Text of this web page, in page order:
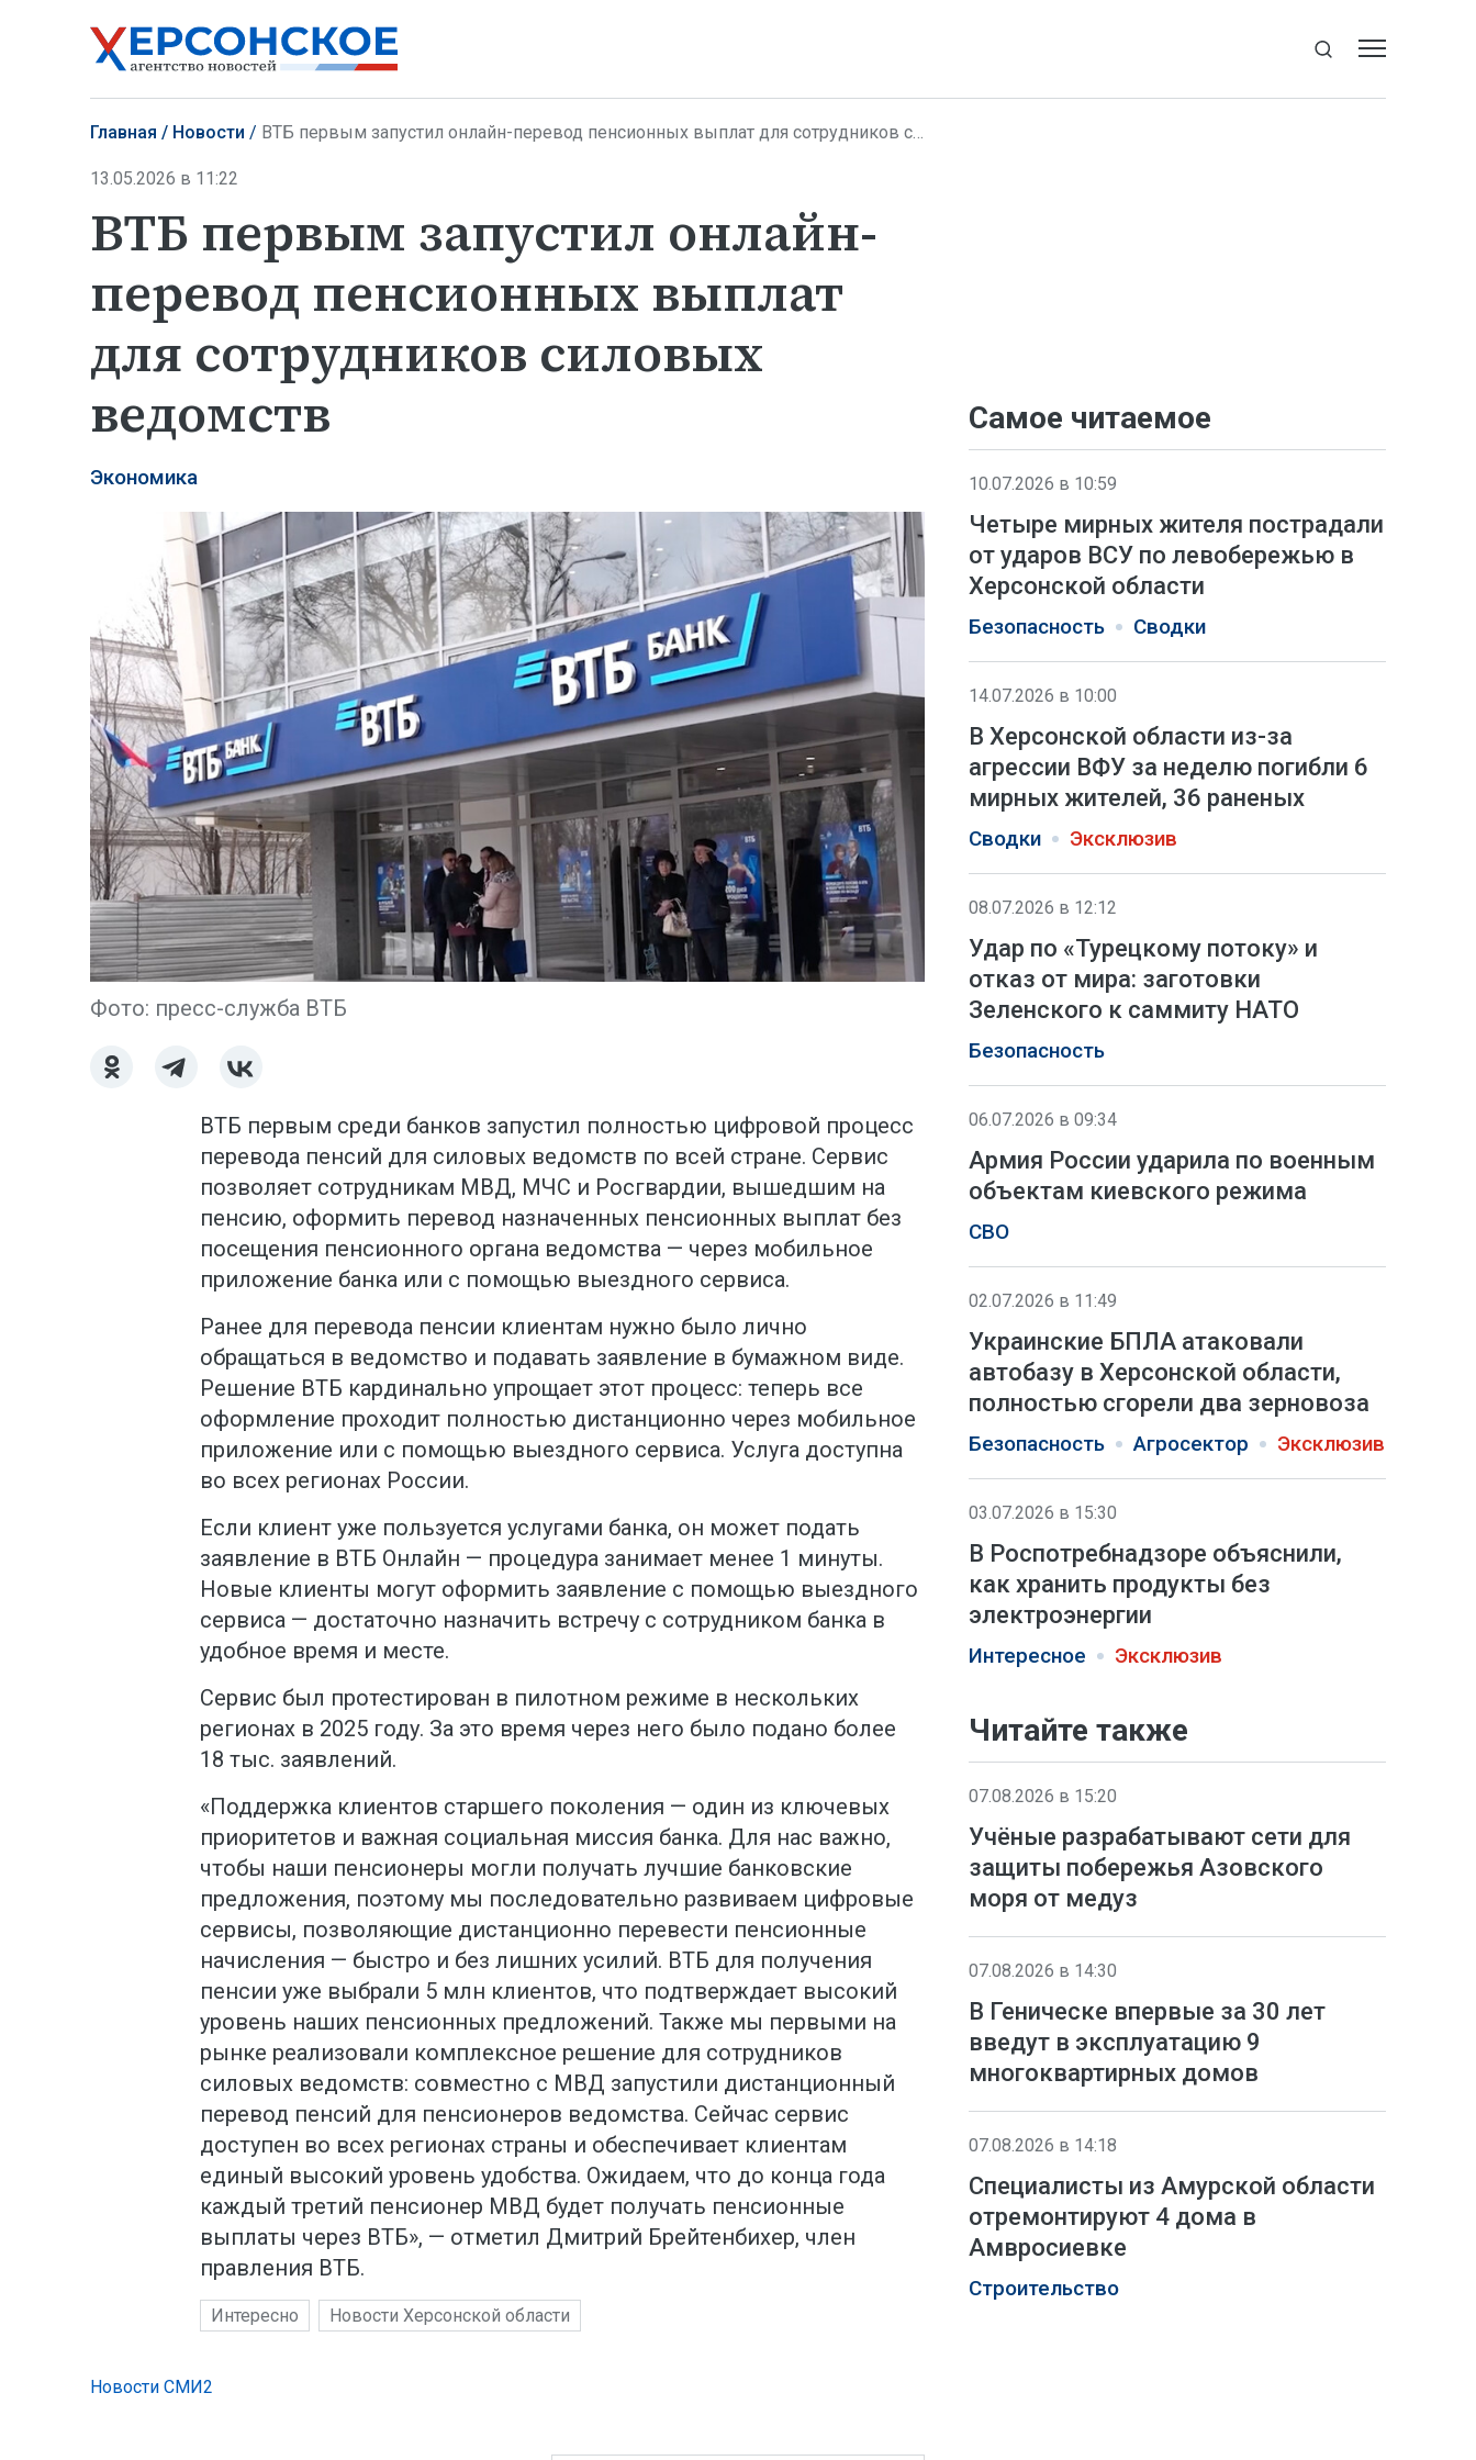
Главная Новости ВТБ первым запустил онлайн-перевод пенсионных выплат для сотрудников силовых ведомств
13.05.2026 в 11:22
ВТБ первым запустил онлайн-
перевод пенсионных выплат
для сотрудников силовых
ведомств
Экономика
Фото: пресс-служба ВТБ
ВТБ первым среди банков запустил полностью цифровой процесс
перевода пенсий для силовых ведомств по всей стране. Сервис
позволяет сотрудникам МВД, МЧС и Росгвардии, вышедшим на
пенсию, оформить перевод назначенных пенсионных выплат без
посещения пенсионного органа ведомства — через мобильное
приложение банка или с помощью выездного сервиса.
Ранее для перевода пенсии клиентам нужно было лично
обращаться в ведомство и подавать заявление в бумажном виде.
Решение ВТБ кардинально упрощает этот процесс: теперь все
оформление проходит полностью дистанционно через мобильное
приложение или с помощью выездного сервиса. Услуга доступна
во всех регионах России.
Если клиент уже пользуется услугами банка, он может подать
заявление в ВТБ Онлайн — процедура занимает менее 1 минуты.
Новые клиенты могут оформить заявление с помощью выездного
сервиса — достаточно назначить встречу с сотрудником банка в
удобное время и месте.
Сервис был протестирован в пилотном режиме в нескольких
регионах в 2025 году. За это время через него было подано более
18 тыс. заявлений.
«Поддержка клиентов старшего поколения — один из ключевых
приоритетов и важная социальная миссия банка. Для нас важно,
чтобы наши пенсионеры могли получать лучшие банковские
предложения, поэтому мы последовательно развиваем цифровые
сервисы, позволяющие дистанционно перевести пенсионные
начисления — быстро и без лишних усилий. ВТБ для получения
пенсии уже выбрали 5 млн клиентов, что подтверждает высокий
уровень наших пенсионных предложений. Также мы первыми на
рынке реализовали комплексное решение для сотрудников
силовых ведомств: совместно с МВД запустили дистанционный
перевод пенсий для пенсионеров ведомства. Сейчас сервис
доступен во всех регионах страны и обеспечивает клиентам
единый высокий уровень удобства. Ожидаем, что до конца года
каждый третий пенсионер МВД будет получать пенсионные
выплаты через ВТБ», — отметил Дмитрий Брейтенбихер, член
правления ВТБ.
Интересно Новости Херсонской области
Самое читаемое
10.07.2026 в 10:59
Четыре мирных жителя пострадали
от ударов ВСУ по левобережью в
Херсонской области
Безопасность Сводки
14.07.2026 в 10:00
В Херсонской области из-за
агрессии ВФУ за неделю погибли 6
мирных жителей, 36 раненых
Сводки Эксклюзив
08.07.2026 в 12:12
Удар по «Турецкому потоку» и
отказ от мира: заготовки
Зеленского к саммиту НАТО
Безопасность
06.07.2026 в 09:34
Армия России ударила по военным
объектам киевского режима
СВО
02.07.2026 в 11:49
Украинские БПЛА атаковали
автобазу в Херсонской области,
полностью сгорели два зерновоза
Безопасность Агросектор Эксклюзив
03.07.2026 в 15:30
В Роспотребнадзоре объяснили,
как хранить продукты без
электроэнергии
Интересное Эксклюзив
Читайте также
07.08.2026 в 15:20
Учёные разрабатывают сети для
защиты побережья Азовского
моря от медуз
07.08.2026 в 14:30
В Геническе впервые за 30 лет
введут в эксплуатацию 9
многоквартирных домов
07.08.2026 в 14:18
Специалисты из Амурской области
отремонтируют 4 дома в
Амвросиевке
Строительство
Новости СМИ2